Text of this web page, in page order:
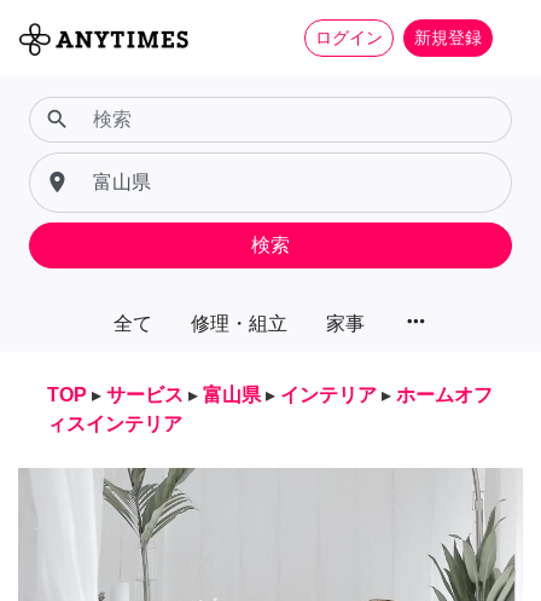
ログイン 新規登録
全て 修理・組立 家事 more_horiz
search
place
検索
TOP ▸ サービス ▸ 富山県 ▸ インテリア ▸ ホームオフ
ィスインテリア